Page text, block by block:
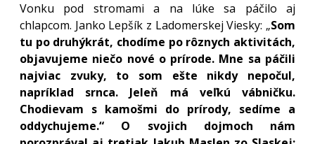
Vonku pod stromami a na lúke sa páčilo aj
chlapcom. Janko Lepšík z Ladomerskej Viesky: „Som
tu po druhýkrát, chodíme po rôznych aktivitách,
objavujeme niečo nové o prírode. Mne sa páčili
najviac zvuky, to som ešte nikdy nepočul,
napríklad srnca. Jeleň má veľkú vábničku.
Chodievam s kamošmi do prírody, sedíme a
oddychujeme.“ O svojich dojmoch nám